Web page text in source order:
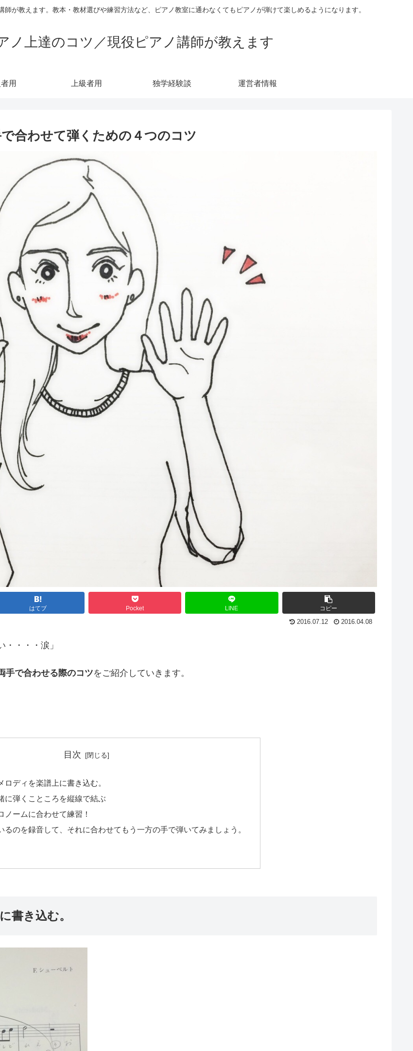
が教えます。教本・教材選びや練習方法など、ピアノ教室に通わなくてもピアノが弾けて楽しめるようになります。
ノ上達のコツ／現役ピアノ講師が教えます
用 上級者用 独学経験談 運営者情報
合わせて弾くための４つのコツ
はてブ Pocket LINE コピー
2016.07.12 2016.04.08
・・・・涙」
手で合わせる際のコツをご紹介していきます。
目次
ロディを楽譜上に書き込む。
に弾くこところを縦線で結ぶ
ノームに合わせて練習！
るのを録音して、それに合わせてもう一方の手で弾いてみましょう。
書き込む。